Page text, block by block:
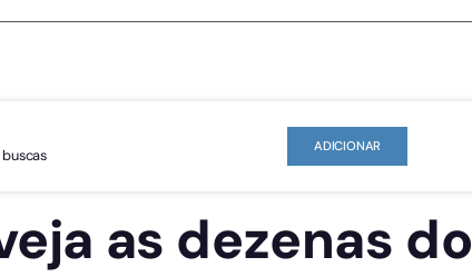
ADICIONAR
as dezenas do